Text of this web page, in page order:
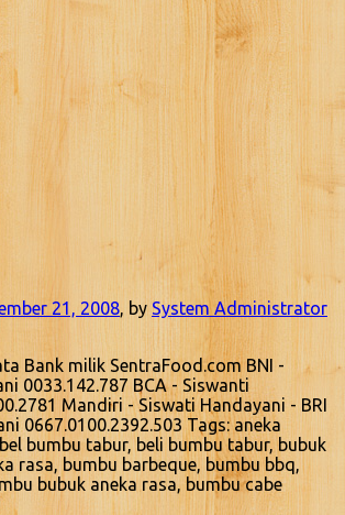
21, 2008, by System Administrator
Bank milik SentraFood.com BNI -
0033.142.787 BCA - Siswanti
Mandiri - Siswati Handayani - BRI
0667.0100.2392.503 Tags: aneka
bumbu tabur, beli bumbu tabur, bubuk
rasa, bumbu barbeque, bumbu bbq,
bubuk aneka rasa, bumbu cabe